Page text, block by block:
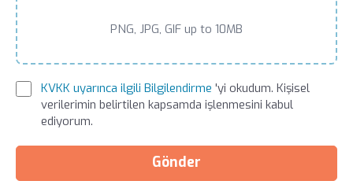
PNG, JPG, GIF up to 10MB
KVKK uyarınca ilgili Bilgilendirme 'yi okudum. Kişisel
verilerimin belirtilen kapsamda işlenmesini kabul
ediyorum.
Gönder